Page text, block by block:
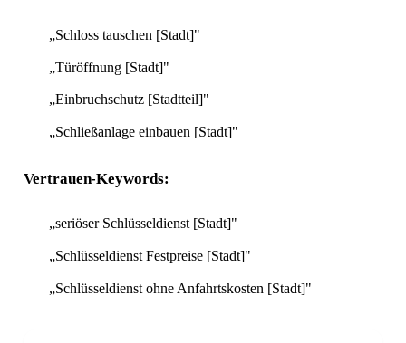
„Schloss tauschen [Stadt]"
„Türöffnung [Stadt]"
„Einbruchschutz [Stadtteil]"
„Schließanlage einbauen [Stadt]"
Vertrauen-Keywords:
„seriöser Schlüsseldienst [Stadt]"
„Schlüsseldienst Festpreise [Stadt]"
„Schlüsseldienst ohne Anfahrtskosten [Stadt]"